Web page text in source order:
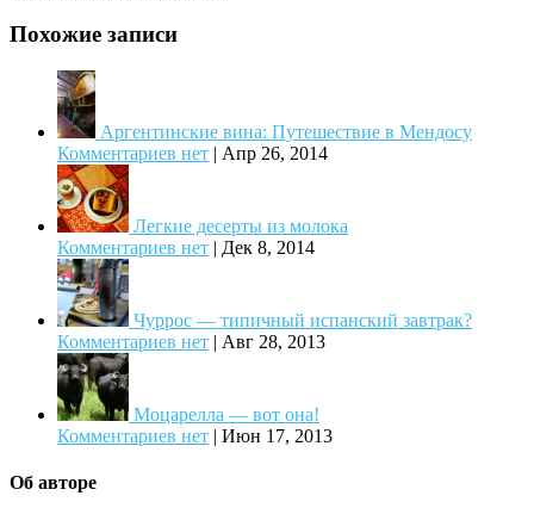
Похожие записи
Аргентинские вина: Путешествие в Мендосу
Комментариев нет | Апр 26, 2014
Легкие десерты из молока
Комментариев нет | Дек 8, 2014
Чуррос — типичный испанский завтрак?
Комментариев нет | Авг 28, 2013
Моцарелла — вот она!
Комментариев нет | Июн 17, 2013
Об авторе